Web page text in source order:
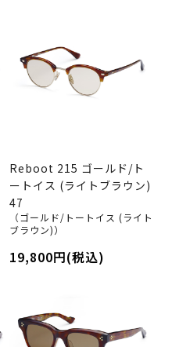
Reboot 215 ゴールド/ト
ートイス (ライトブラウン)
47
（ゴールド/トートイス (ライト
ブラウン)）
19,800円(税込)